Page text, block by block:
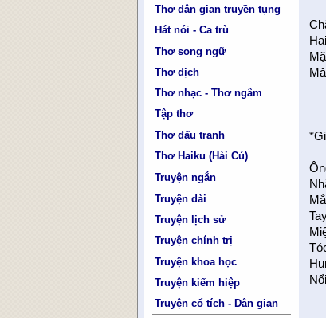
Thơ dân gian truyền tụng
Hát nói - Ca trù
Thơ song ngữ
Thơ dịch
Thơ nhạc - Thơ ngâm
Tập thơ
Thơ đấu tranh
Thơ Haiku (Hài Cú)
Truyện ngắn
Truyện dài
Truyện lịch sử
Truyện chính trị
Truyện khoa học
Truyện kiếm hiệp
Truyện cổ tích - Dân gian